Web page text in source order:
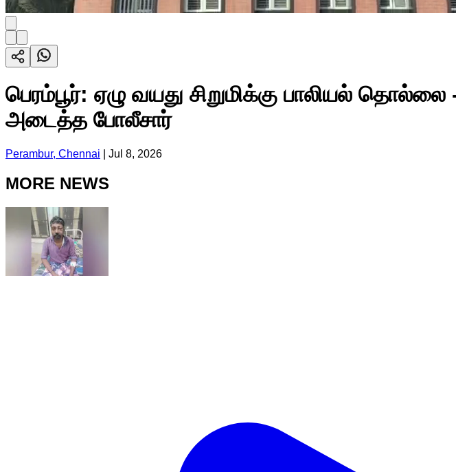
பெரம்பூர்: ஏழு வயது சிறுமிக்கு பாலியல்
அடைத்த போலீசார்
Perambur, Chennai Jul 8, 2026
MORE NEWS